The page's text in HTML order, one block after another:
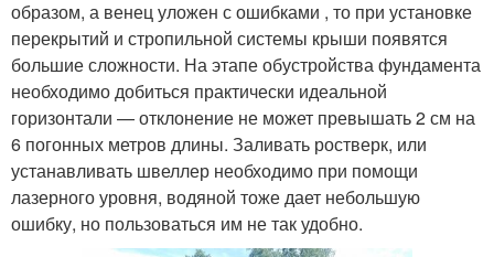
образом, а венец уложен с ошибками , то при установке
перекрытий и стропильной системы крыши появятся
большие сложности. На этапе обустройства фундамента
необходимо добиться практически идеальной
горизонтали — отклонение не может превышать 2 см на
6 погонных метров длины. Заливать ростверк, или
устанавливать швеллер необходимо при помощи
лазерного уровня, водяной тоже дает небольшую
ошибку, но пользоваться им не так удобно.